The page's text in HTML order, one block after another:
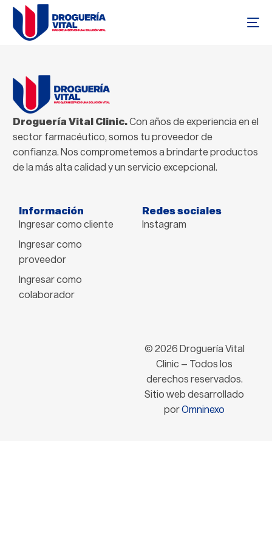
Droguería Vital Clinic.Con años de experiencia en el
sector farmacéutico, somos tu proveedor de
confianza. Nos comprometemos a brindarte productos
de la más alta calidad y un servicio excepcional.
Información
Ingresar como cliente
Ingresar como
proveedor
Ingresar como
colaborador
Redes sociales
Instagram
© 2026 Droguería Vital
Clinic – Todos los
derechos reservados.
Sitio web desarrollado
porOmninexo